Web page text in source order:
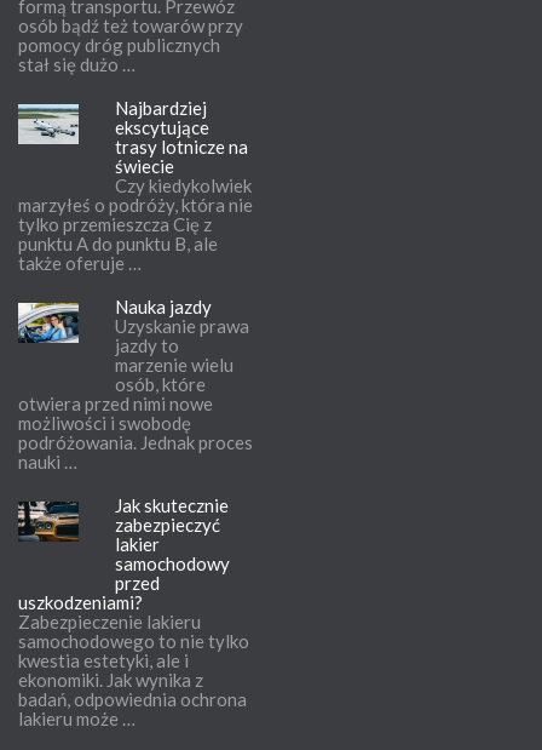
formą transportu. Przewóz
osób bądź też towarów przy
pomocy dróg publicznych
stał się dużo …
Najbardziej
ekscytujące
trasy lotnicze na
świecie
Czy kiedykolwiek
marzyłeś o podróży, która nie
tylko przemieszcza Cię z
punktu A do punktu B, ale
także oferuje …
Nauka jazdy
Uzyskanie prawa
jazdy to
marzenie wielu
osób, które
otwiera przed nimi nowe
możliwości i swobodę
podróżowania. Jednak proces
nauki …
Jak skutecznie
zabezpieczyć
lakier
samochodowy
przed
uszkodzeniami?
Zabezpieczenie lakieru
samochodowego to nie tylko
kwestia estetyki, ale i
ekonomiki. Jak wynika z
badań, odpowiednia ochrona
lakieru może …